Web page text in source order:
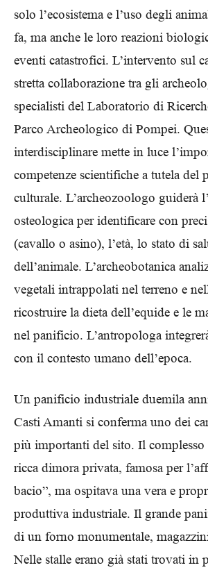
solo l’ecosistema e l’uso degli
fa, ma anche le loro reazioni
eventi catastrofici. L’intervento sul
stretta collaborazione tra gli
specialisti del Laboratorio di
Parco Archeologico di Pompei.
interdisciplinare mette in luce
competenze scientifiche a tutela del
culturale. L’archeozoologo guiderà
osteologica per identificare con
(cavallo o asino), l’età, lo stato di
dell’animale. L’archeobotanica
vegetali intrappolati nel terreno e
ricostruire la dieta dell’equide e le
nel panificio. L’antropologa
con il contesto umano dell’epoca.
Un panificio industriale duemila
Casti Amanti si conferma uno dei
più importanti del sito. Il complesso
ricca dimora privata, famosa per
bacio”, ma ospitava una vera e
produttiva industriale. Il grande
di un forno monumentale,
Nelle stalle erano già stati trovati in